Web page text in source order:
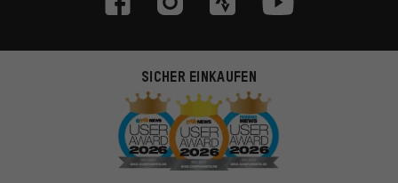
SICHER EINKAUFEN